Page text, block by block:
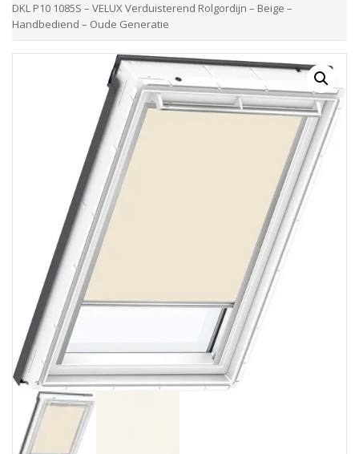
DKL P10 1085S – VELUX Verduisterend Rolgordijn – Beige –
Handbediend – Oude Generatie